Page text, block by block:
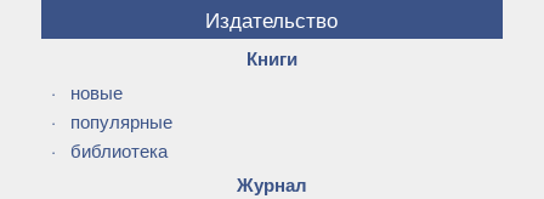
Издательство
Книги
· новые
· популярные
· библиотека
Журнал